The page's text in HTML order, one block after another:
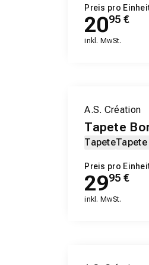
Preis pro
2095 €
inkl. MwSt.
A.S. Création
Tapete
Tapete
Preis pro
2995 €
inkl. MwSt.